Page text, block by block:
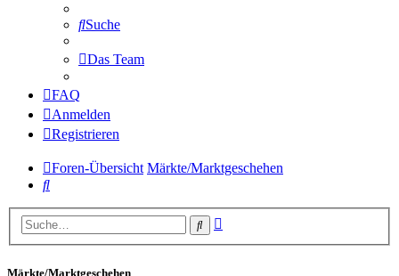
Suche
Das Team
FAQ
Anmelden
Registrieren
Foren-Übersicht Märkte/Marktgeschehen
Suche
Suche
Märkte/Marktgeschehen